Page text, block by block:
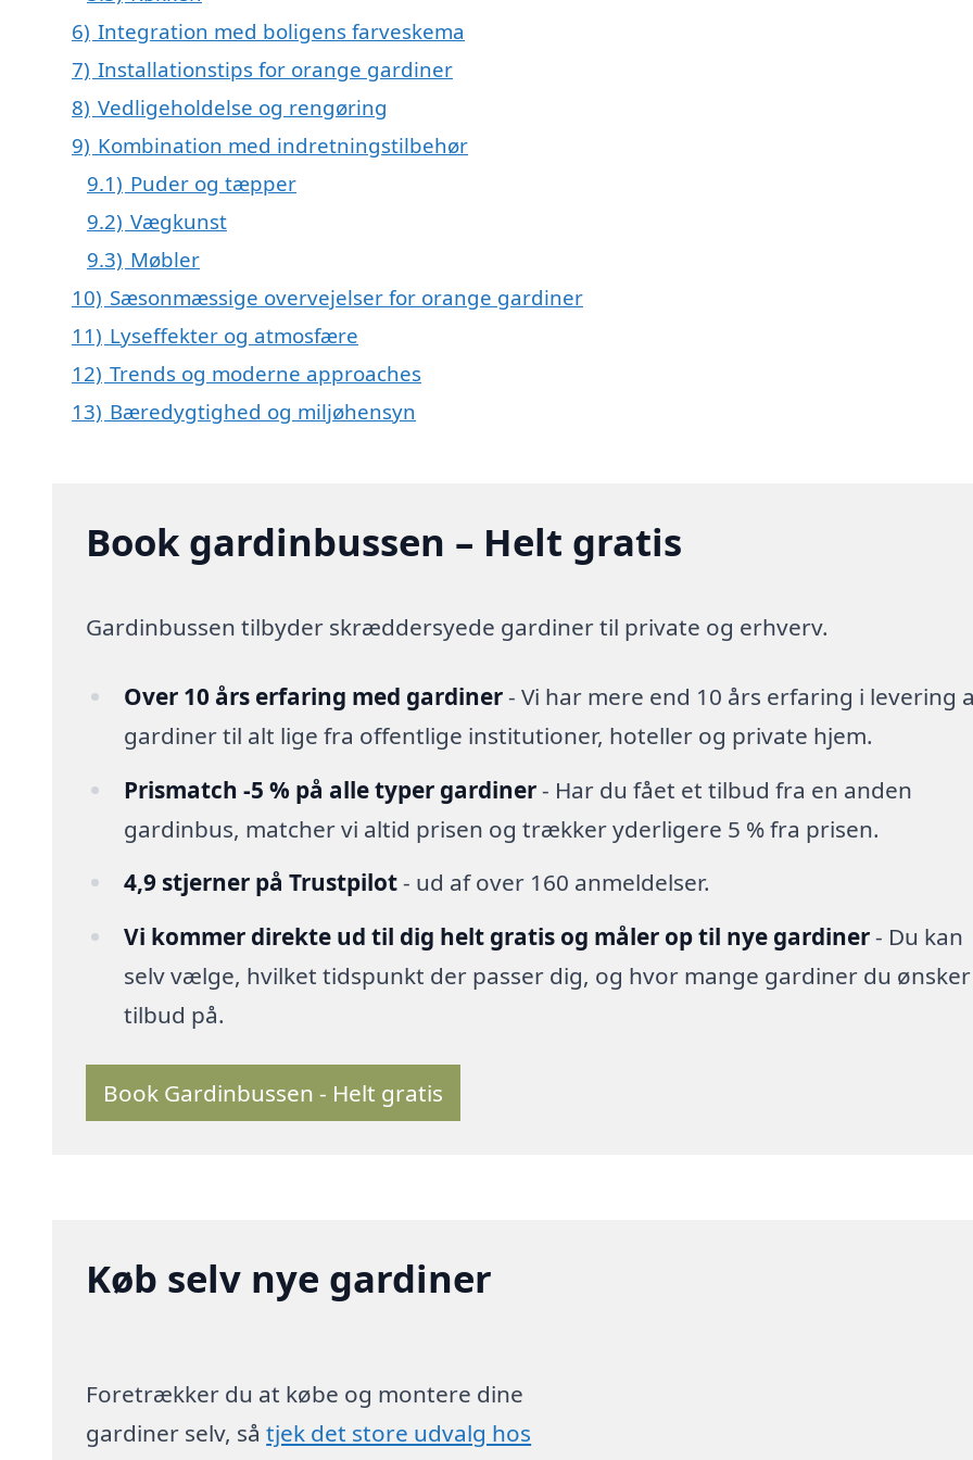
6) Integration med boligens farveskema
7) Installationstips for orange gardiner
8) Vedligeholdelse og rengøring
9) Kombination med indretningstilbehør
9.1) Puder og tæpper
9.2) Vægkunst
9.3) Møbler
10) Sæsonmæssige overvejelser for orange gardiner
11) Lyseffekter og atmosfære
12) Trends og moderne approaches
13) Bæredygtighed og miljøhensyn
Book gardinbussen – Helt gratis
Gardinbussen tilbyder skræddersyede gardiner til private og erhverv.
Over 10 års erfaring med gardiner- Vi har mere end 10 års erfaring i levering
gardiner til alt lige fra offentlige institutioner, hoteller og private hjem.
Prismatch -5 % på alle typer gardiner- Har du fået et tilbud fra en anden
gardinbus, matcher vi altid prisen og trækker yderligere 5 % fra prisen.
4,9 stjerner på Trustpilot- ud af over 160 anmeldelser.
Vi kommer direkte ud til dig helt gratis og måler op til nye gardiner- Du kan
selv vælge, hvilket tidspunkt der passer dig, og hvor mange gardiner du ønsker
tilbud på.
Book Gardinbussen - Helt gratis
Køb selv nye gardiner
Foretrækker du at købe og montere dine
gardiner selv, såtjek det store udvalg hos